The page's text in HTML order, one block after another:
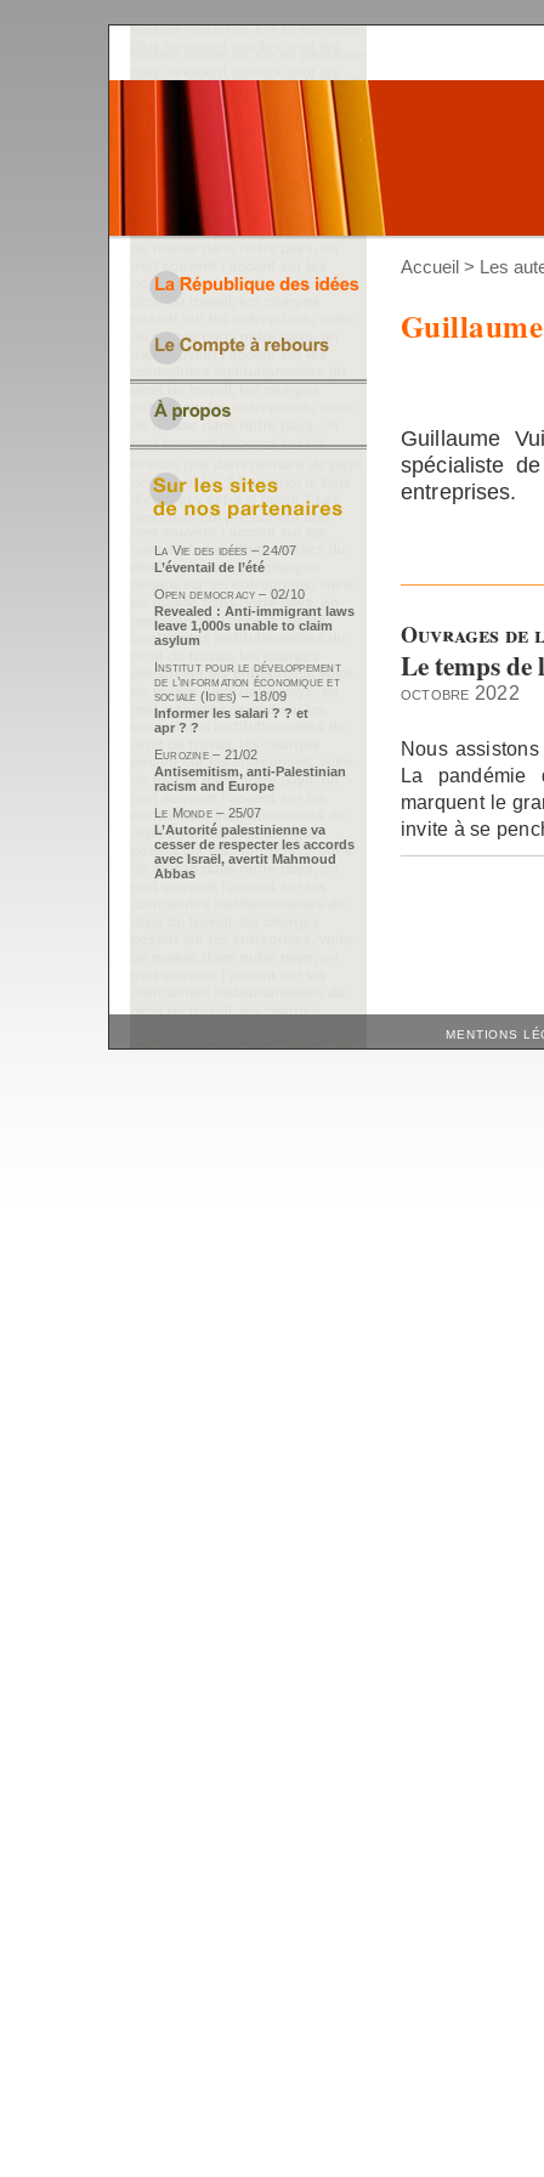
Accueil > Les
Guillaume
spécialiste
entreprises.
Ouvrages
Le temps
octobre 2022
Nous
La
marquent le
invite à se
La Vie des idées – 24/07
L’éventail de l’été
Open democracy – 02/10
Revealed : Anti-immigrant laws
leave 1,000s unable to claim
asylum
Institut pour le développement
de l’information économique et
sociale (Idies) – 18/09
Informer les salari ? ? et
apr ? ?
Eurozine – 21/02
Antisemitism, anti-Palestinian
racism and Europe
Le Monde – 25/07
L’Autorité palestinienne va
cesser de respecter les accords
avec Israël, avertit Mahmoud
Abbas
MENTIONS